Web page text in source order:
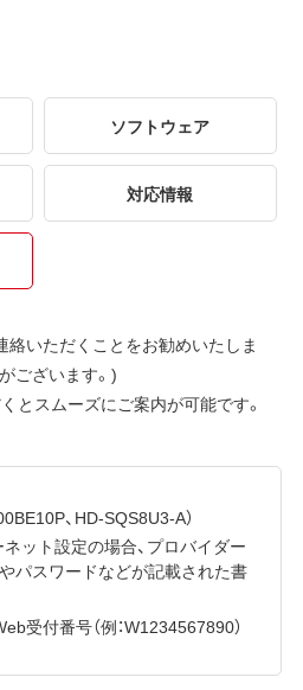
ソフトウェア
対応情報
絡いただくことをお勧めいたしま
ございます。)
とスムーズにご案内が可能です。
、HD-SQS8U3-A）
ット設定の場合、プロバイダー
パスワードなどが記載された書
受付番号（例：W1234567890）